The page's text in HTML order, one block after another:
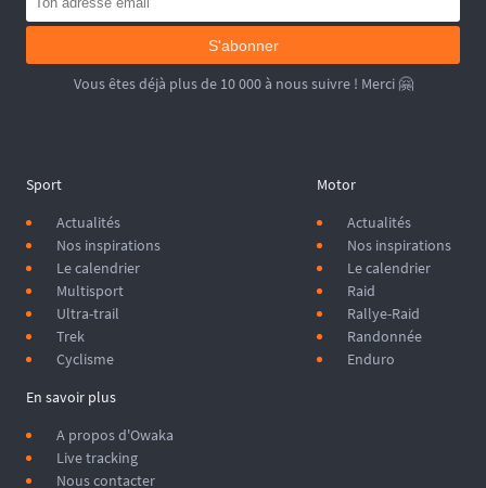
S'abonner
Vous êtes déjà plus de 10 000 à nous suivre ! Merci 🤗
Sport
Actualités
Nos inspirations
Le calendrier
Multisport
Ultra-trail
Trek
Cyclisme
Motor
Actualités
Nos inspirations
Le calendrier
Raid
Rallye-Raid
Randonnée
Enduro
En savoir plus
A propos d'Owaka
Live tracking
Nous contacter